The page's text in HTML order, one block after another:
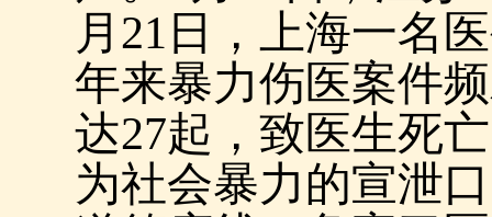
月 21 日，上海一名
年来暴力伤医案件
达27起，致医生死
为社会暴力的宣泄